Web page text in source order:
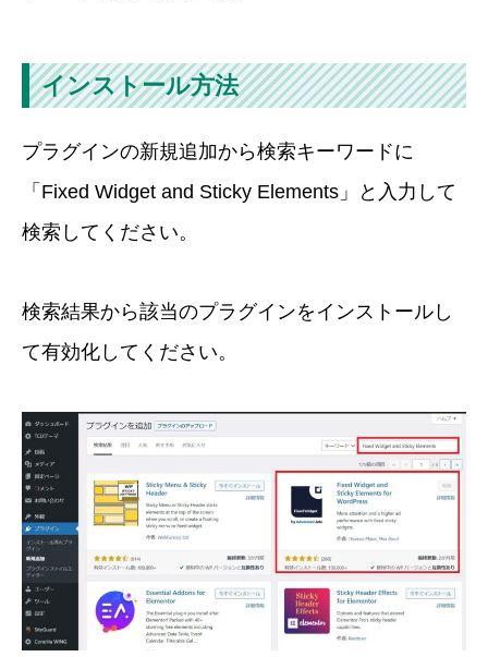
インストール方法
プラグインの新規追加から検索キーワードに
「Fixed Widget and Sticky Elements」と入力して
検索してください。
検索結果から該当のプラグインをインストールし
て有効化してください。